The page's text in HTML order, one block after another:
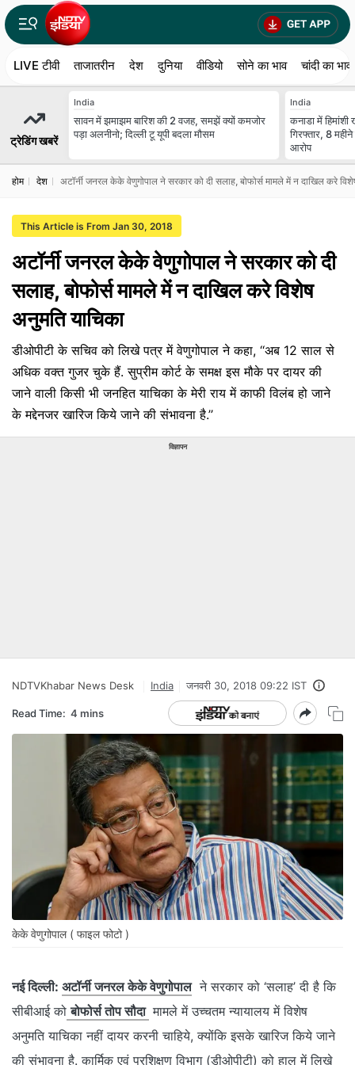
LIVE टीवी ताजातरीन देश दुनिया वीडियो सोने का भाव चांदी का भाव
ट्रेडिंग खबरें
India
सावन में झमाझम बारिश की 2 वजह, समझें क्यों कमजोर
पड़ा अलनीनो; दिल्ली टू यूपी बदला मौसम
India
कनाडा में ह‍िमांशी
ग‍िरफ्तार, 8
आरोप
होम देश अटॉर्नी जनरल केके वेणुगोपाल ने सरकार को दी सलाह, बोफोर्स मामले में न दाखिल करे
This Article is From Jan 30, 2018
अटॉर्नी जनरल केके वेणुगोपाल ने सरकार को दी
सलाह, बोफोर्स मामले में न दाखिल करे विशेष
अनुमति याचिका
डीओपीटी के सचिव को लिखे पत्र में वेणुगोपाल ने कहा, ‘‘अब 12 साल से
अधिक वक्त गुजर चुके हैं. सुप्रीम कोर्ट के समक्ष इस मौके पर दायर की
जाने वाली किसी भी जनहित याचिका के मेरी राय में काफी विलंब हो जाने
के मद्देनजर खारिज किये जाने की संभावना है.’’
विज्ञापन
NDTVKhabar News Desk India जनवरी 30, 2018 09:22 IST
Read Time: 4 mins
केके वेणुगोपाल ( फाइल फोटो )
नई दिल्ली: अटॉर्नी जनरल केके वेणुगोपालने सरकार को ‘सलाह’ दी है कि
सीबीआई को बोफोर्स तोप सौदा मामले में उच्चतम न्यायालय में विशेष
अनुमति याचिका नहीं दायर करनी चाहिये, क्योंकि इसके खारिज किये जाने
की संभावना है. कार्मिक एवं प्रशिक्षण विभाग (डीओपीटी) को हाल में लिखे